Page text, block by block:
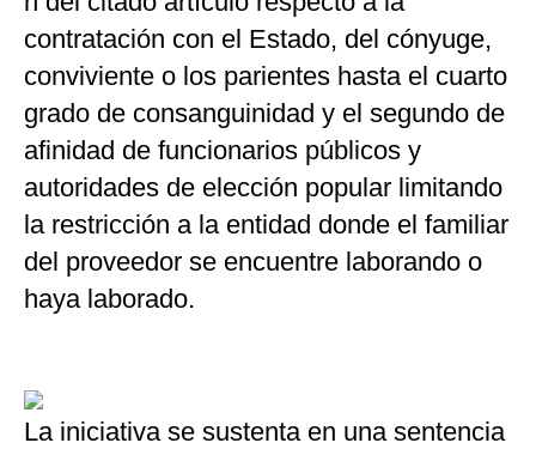
contratación con el Estado, del cónyuge,
conviviente o los parientes hasta el cuarto
grado de consanguinidad y el segundo de
afinidad de funcionarios públicos y
autoridades de elección popular limitando
la restricción a la entidad donde el familiar
del proveedor se encuentre laborando o
haya laborado.
La iniciativa se sustenta en una sentencia